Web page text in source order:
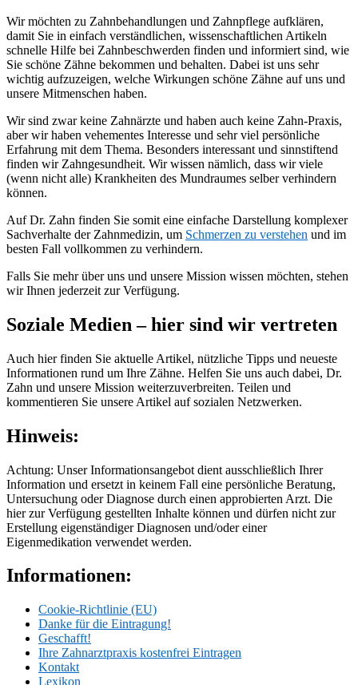
Wir möchten zu Zahnbehandlungen und Zahnpflege aufklären,
damit Sie in einfach verständlichen, wissenschaftlichen Artikeln
schnelle Hilfe bei Zahnbeschwerden finden und informiert sind, wie
Sie schöne Zähne bekommen und behalten. Dabei ist uns sehr
wichtig aufzuzeigen, welche Wirkungen schöne Zähne auf uns und
unsere Mitmenschen haben.
Wir sind zwar keine Zahnärzte und haben auch keine Zahn-Praxis,
aber wir haben vehementes Interesse und sehr viel persönliche
Erfahrung mit dem Thema. Besonders interessant und sinnstiftend
finden wir Zahngesundheit. Wir wissen nämlich, dass wir viele
(wenn nicht alle) Krankheiten des Mundraumes selber verhindern
können.
Auf Dr. Zahn finden Sie somit eine einfache Darstellung komplexer
Sachverhalte der Zahnmedizin, um Schmerzen zu verstehen und im
besten Fall vollkommen zu verhindern.
Falls Sie mehr über uns und unsere Mission wissen möchten, stehen
wir Ihnen jederzeit zur Verfügung.
Soziale Medien – hier sind wir vertreten
Auch hier finden Sie aktuelle Artikel, nützliche Tipps und neueste
Informationen rund um Ihre Zähne. Helfen Sie uns auch dabei, Dr.
Zahn und unsere Mission weiterzuverbreiten. Teilen und
kommentieren Sie unsere Artikel auf sozialen Netzwerken.
Hinweis:
Achtung: Unser Informationsangebot dient ausschließlich Ihrer
Information und ersetzt in keinem Fall eine persönliche Beratung,
Untersuchung oder Diagnose durch einen approbierten Arzt. Die
hier zur Verfügung gestellten Inhalte können und dürfen nicht zur
Erstellung eigenständiger Diagnosen und/oder einer
Eigenmedikation verwendet werden.
Informationen:
Cookie-Richtlinie (EU)
Danke für die Eintragung!
Geschafft!
Ihre Zahnarztpraxis kostenfrei Eintragen
Kontakt
Lexikon